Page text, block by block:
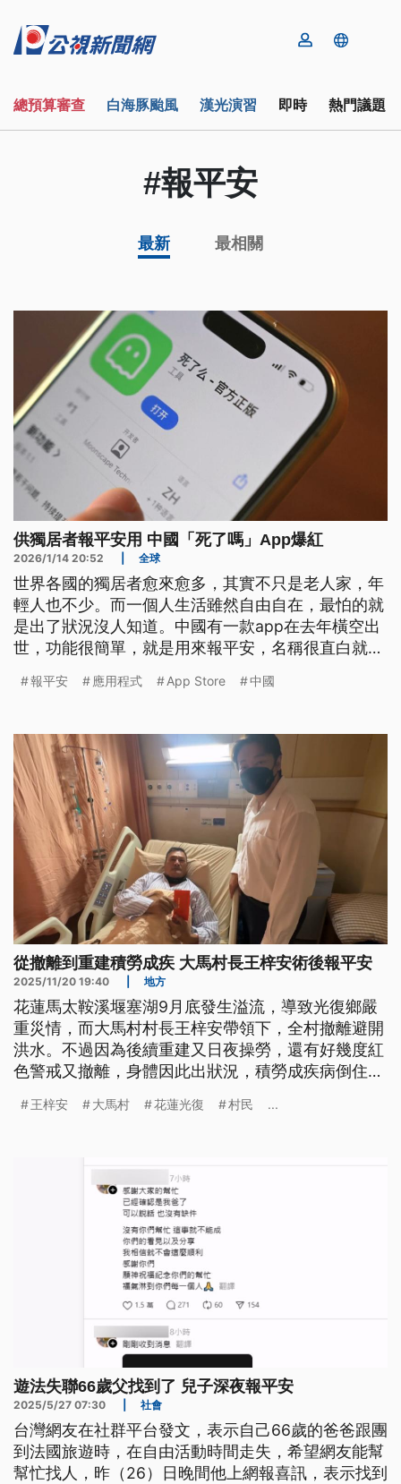
總預算審查 白海豚颱風 漢光演習 即時 熱門議題
#報平安
最新 最相關
供獨居者報平安用 中國「死了嗎」App爆紅
2026/1/14 20:52 全球
世界各國的獨居者愈來愈多，其實不只是老人家，年
輕人也不少。而一個人生活雖然自由自在，最怕的就
是出了狀況沒人知道。中國有一款app在去年橫空出
世，功能很簡單，就是用來報平安，名稱很直白就叫
一名，還出現類似的產品，取名為「活著嗎」。
報平安 應用程式 App Store 中國
從撤離到重建積勞成疾 大馬村長王梓安術後報平安
2025/11/20 19:40 地方
花蓮馬太鞍溪堰塞湖9月底發生溢流，導致光復鄉嚴
重災情，而大馬村村長王梓安帶領下，全村撤離避開
洪水。不過因為後續重建又日夜操勞，還有好幾度紅
色警戒又撤離，身體因此出狀況，積勞成疾病倒住
緊急完成手術。
王梓安 大馬村 花蓮光復 村民 ...
遊法失聯66歲父找到了 兒子深夜報平安
2025/5/27 07:30 社會
台灣網友在社群平台發文，表示自己66歲的爸爸跟團
到法國旅遊時，在自由活動時間走失，希望網友能幫
幫忙找人，昨（26）日晚間他上網報喜訊，表示找到